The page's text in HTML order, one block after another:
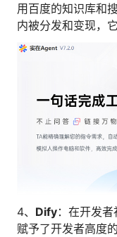
用百度的知识库和
内被分发和变现，
4、 Dify：在开发
赋予了开发者高度